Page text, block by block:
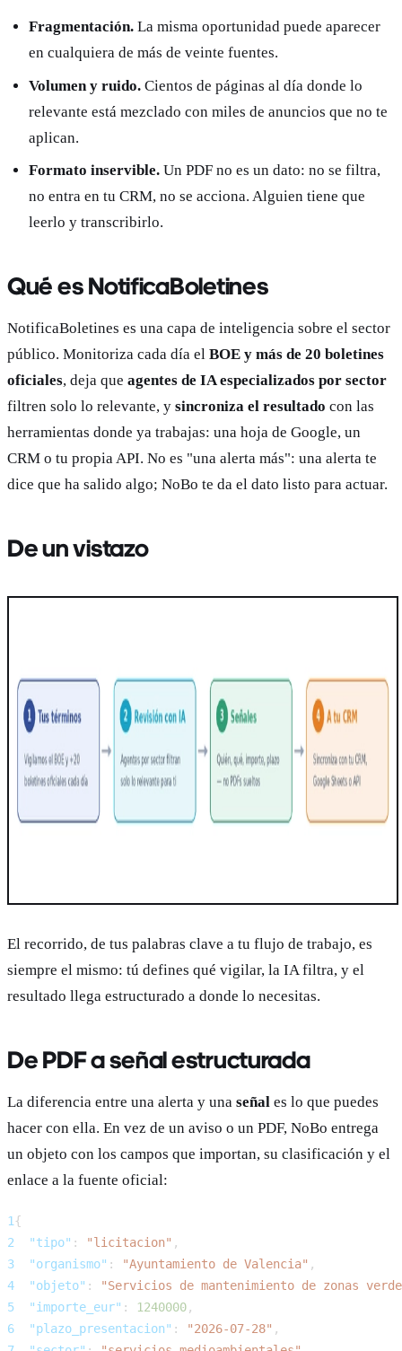
Fragmentación.La misma oportunidad puede aparecer
en cualquiera de más de veinte fuentes.
Volumen y ruido.Cientos de páginas al día donde lo
relevante está mezclado con miles de anuncios que no te
aplican.
Formato inservible.Un PDF no es un dato: no se filtra,
no entra en tu CRM, no se acciona. Alguien tiene que
leerlo y transcribirlo.
Qué es NotificaBoletines
NotificaBoletines es una capa de inteligencia sobre el sector
público. Monitoriza cada día el BOE y más de 20 boletines
oficiales, deja que agentes de IA especializados por sector
filtren solo lo relevante, y sincroniza el resultado con las
herramientas donde ya trabajas: una hoja de Google, un
CRM o tu propia API. No es "una alerta más": una alerta te
dice que ha salido algo; NoBo te da el dato listo para actuar.
De un vistazo
El recorrido, de tus palabras clave a tu flujo de trabajo, es
siempre el mismo: tú defines qué vigilar, la IA filtra, y el
resultado llega estructurado a donde lo necesitas.
De PDF a señal estructurada
La diferencia entre una alerta y una señal es lo que puedes
hacer con ella. En vez de un aviso o un PDF, NoBo entrega
un objeto con los campos que importan, su clasificación y el
enlace a la fuente oficial:
1 {
2
"tipo" : "licitacion" ,
3
"organismo" : "Ayuntamiento de Valencia" ,
4
"objeto" :
"Servicios de mantenimiento de zonas
5
"importe_eur" : 1240000,
6
"plazo_presentacion" : "2026-07-28" ,